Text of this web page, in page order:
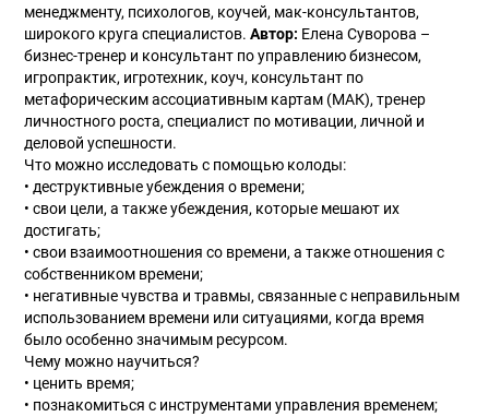
менеджменту, психологов, коучей, мак-консультантов,
широкого круга специалистов.Автор: Елена Суворова –
бизнес-тренер и консультант по управлению бизнесом,
игропрактик, игротехник, коуч, консультант по
метафорическим ассоциативным картам (МАК), тренер
личностного роста, специалист по мотивации, личной и
деловой успешности.
Что можно исследовать с помощью колоды:
• деструктивные убеждения о времени;
• свои цели, а также убеждения, которые мешают их
достигать;
• свои взаимоотношения со времени, а также отношения с
собственником времени;
• негативные чувства и травмы, связанные с неправильным
использованием времени или ситуациями, когда время
было особенно значимым ресурсом.
Чему можно научиться?
• ценить время;
• познакомиться с инструментами управления временем;